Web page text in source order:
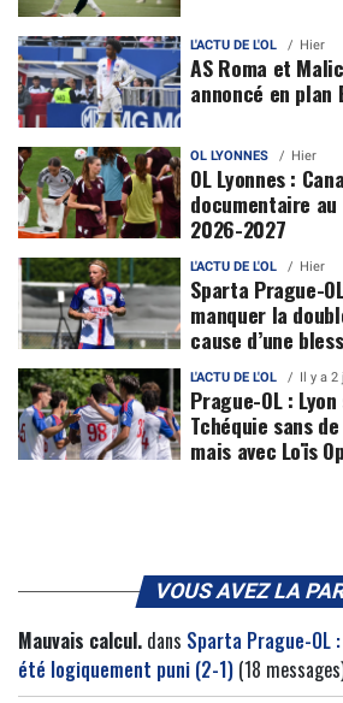
L'ACTU DE L'OL Hier
AS Roma et
annoncé en
OL LYONNES Hier
OL Lyonnes :
documentaire
2026-2027
L'ACTU DE L'OL Hier
Sparta Prague-
manquer la
cause d’une
L'ACTU DE L'OL Il y a 2
Prague-OL :
Tchéquie sans
mais avec Loïs
VOUS AVEZ LA
Mauvais calcul. dans Sparta Prague-OL
été logiquement puni (2-1) (18